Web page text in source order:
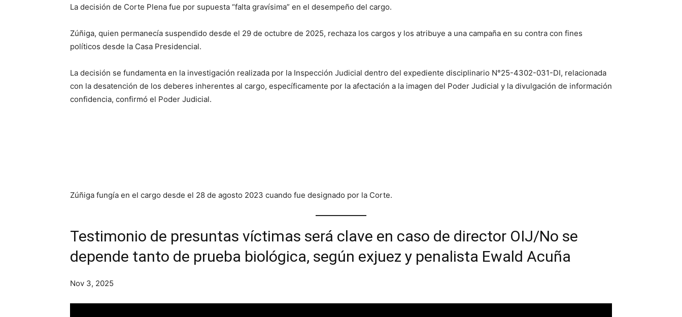
La decisión de Corte Plena fue por supuesta “falta gravísima” en el desempeño del cargo.
Zúñiga, quien permanecía suspendido desde el 29 de octubre de 2025, rechaza los cargos y los atribuye a una campaña en su contra con fines
políticos desde la Casa Presidencial.
La decisión se fundamenta en la investigación realizada por la Inspección Judicial dentro del expediente disciplinario N°25-4302-031-DI, relacionada
con la desatención de los deberes inherentes al cargo, específicamente por la afectación a la imagen del Poder Judicial y la divulgación de información
confidencia, confirmó el Poder Judicial.
Zúñiga fungía en el cargo desde el 28 de agosto 2023 cuando fue designado por la Corte.
Testimonio de presuntas víctimas será clave en caso de director OIJ/No se
depende tanto de prueba biológica, según exjuez y penalista Ewald Acuña
Nov 3, 2025